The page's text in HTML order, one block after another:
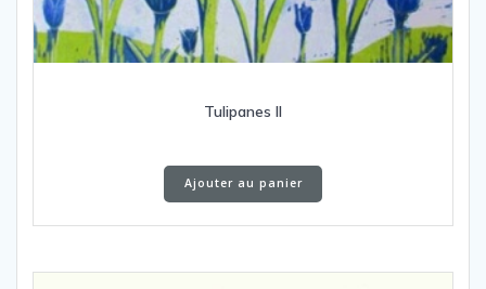
Tulipanes II
Ajouter au panier